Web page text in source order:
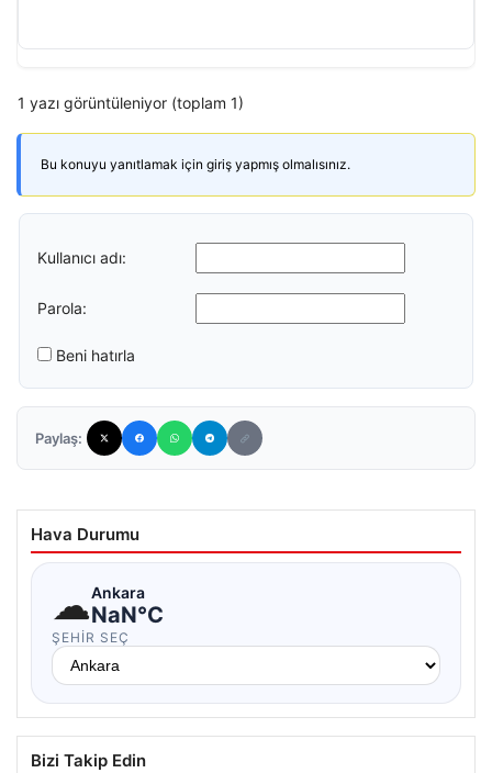
1 yazı görüntüleniyor (toplam 1)
Bu konuyu yanıtlamak için giriş yapmış olmalısınız.
Kullanıcı adı:
Parola:
Beni hatırla
Paylaş:
Hava Durumu
☁Ankara
NaN°C
ŞEHIR SEÇ
Bizi Takip Edin